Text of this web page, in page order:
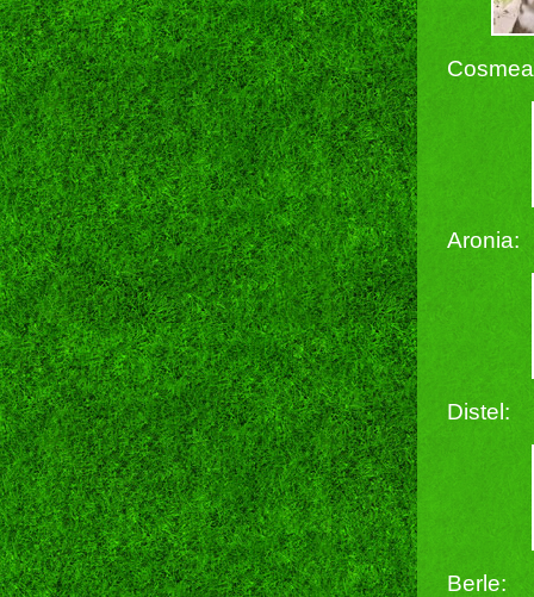
Aronia:
Distel:
Berle: